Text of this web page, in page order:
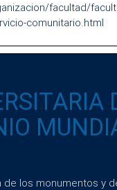
facultad/
comunitario.html
los monumentos y